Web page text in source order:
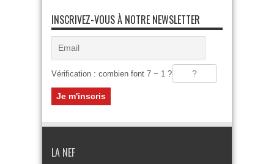
INSCRIVEZ-VOUS À NOTRE NEWSLETTER
Vérification : combien font 7 − 1 ?
LA NEF